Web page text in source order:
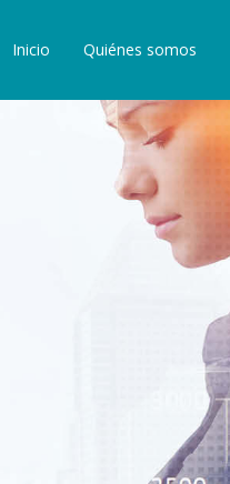
Inicio Quiénes somos